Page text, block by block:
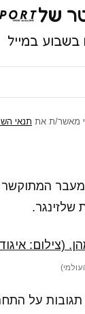
של
במייל
מאשר/ת את תנאי
המתוקשר
על